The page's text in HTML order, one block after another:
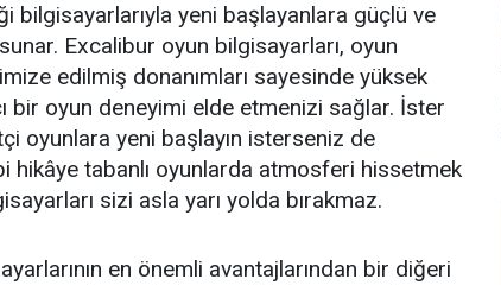
bilgisayarlarıyla yeni başlayanlara güçlü ve
Excalibur oyun bilgisayarları, oyun
edilmiş donanımları sayesinde yüksek
bir oyun deneyimi elde etmenizi sağlar. İster
oyunlara yeni başlayın isterseniz de
hikâye tabanlı oyunlarda atmosferi hissetmek
sizi asla yarı yolda bırakmaz.
en önemli avantajlarından bir diğeri